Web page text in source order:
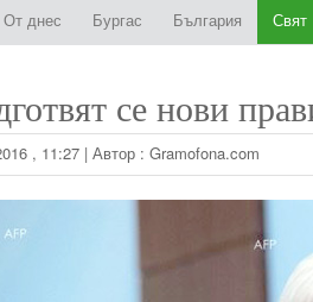
От днес Бургас България Свят
се нови
, 11:27 | Автор : Gramofona.com